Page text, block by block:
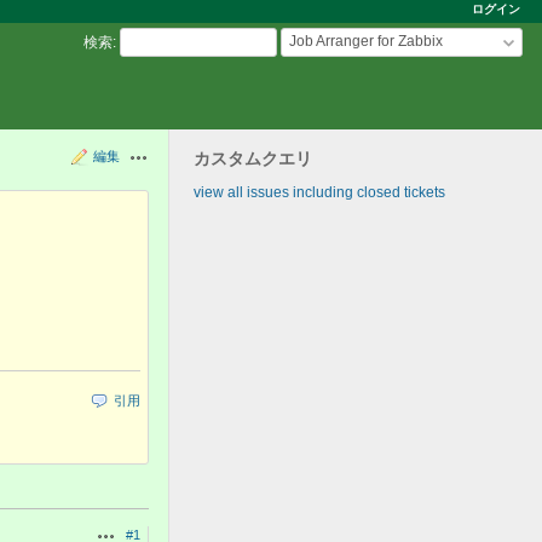
ログイン
検索: Job Arranger for Zabbix
カスタムクエリ
view all issues including closed tickets
編集
引用
操作
#1